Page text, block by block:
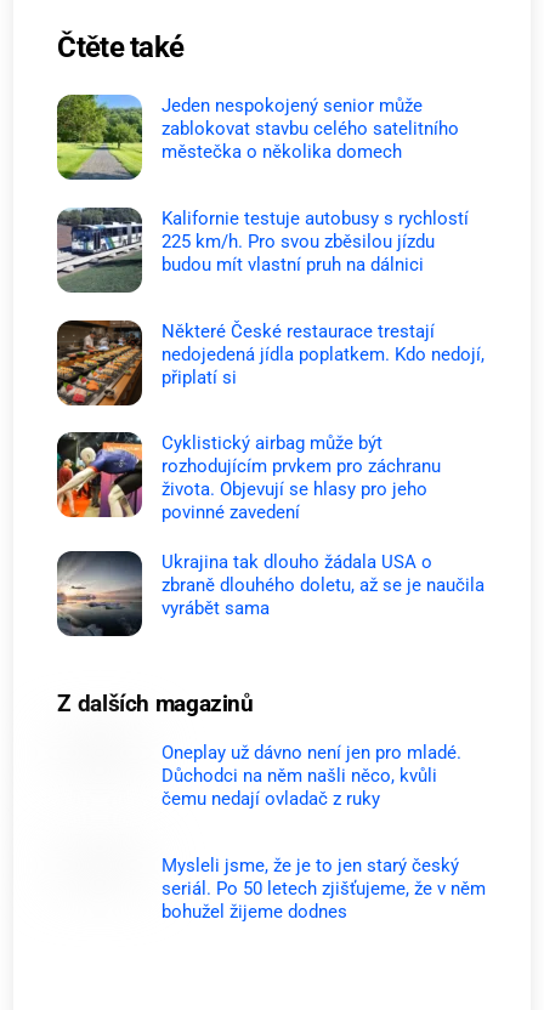
Čtěte také
Jeden nespokojený senior může
zablokovat stavbu celého satelitního
městečka o několika domech
Kalifornie testuje autobusy s rychlostí
225 km/h. Pro svou zběsilou jízdu
budou mít vlastní pruh na dálnici
Některé České restaurace trestají
nedojedená jídla poplatkem. Kdo nedojí,
připlatí si
Cyklistický airbag může být
rozhodujícím prvkem pro záchranu
života. Objevují se hlasy pro jeho
povinné zavedení
Ukrajina tak dlouho žádala USA o
zbraně dlouhého doletu, až se je naučila
vyrábět sama
Z dalších magazinů
Oneplay už dávno není jen pro mladé.
Důchodci na něm našli něco, kvůli
čemu nedají ovladač z ruky
Mysleli jsme, že je to jen starý český
seriál. Po 50 letech zjišťujeme, že v něm
bohužel žijeme dodnes